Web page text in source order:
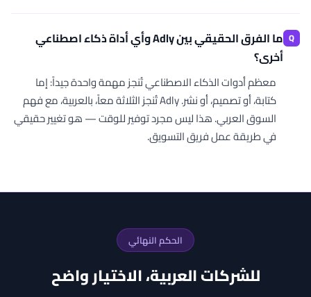
ما الفرق الحقيقي بين Adly وأي أداة ذكاء اصطناعي
أخرى؟
معظم أدوات الذكاء الاصطناعي تُنجز مهمة واحدة جيداً: إما
كتابة، أو تصميم، أو نشر. Adly تُنجز الثلاثة معاً، بالعربية، مع فهم
السوق العربي. هذا ليس مجرد توفير للوقت — هو تغيير حقيقي
في طريقة عمل فريق التسويق.
الحكم النهائي
للشركات العربية، الاختيار واضح